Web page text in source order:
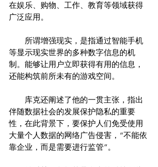
在娱乐、购物、工作、教育等领域获得
广泛应用。
所谓增强现实，是指通过智能手机
等显示现实世界的多种数字信息的机
制。能够让用户立即获得有用的信息，
还能构筑前所未有的游戏空间。
库克还阐述了他的一贯主张，指出
伴随数据社会的发展保护隐私的重要
性，在此背景下，要保护人们免受使用
大量个人数据的网络广告侵害，“不能依
靠企业，而是需要进行监管”。